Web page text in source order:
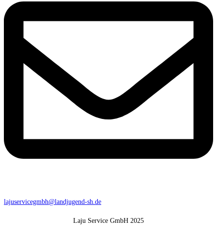
lajuservicegmbh@landjugend-sh.de
Laju Service GmbH 2025